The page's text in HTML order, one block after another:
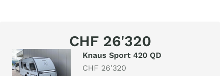
CHF 26'320
Knaus Sport 420 QD
CHF 26'320